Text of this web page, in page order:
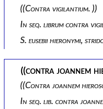
((contra vigilantium. ))
In seq. librum contra
S. eusebii hieronymi,
((contra joannem
((contra joannem
In seq. lib. contra